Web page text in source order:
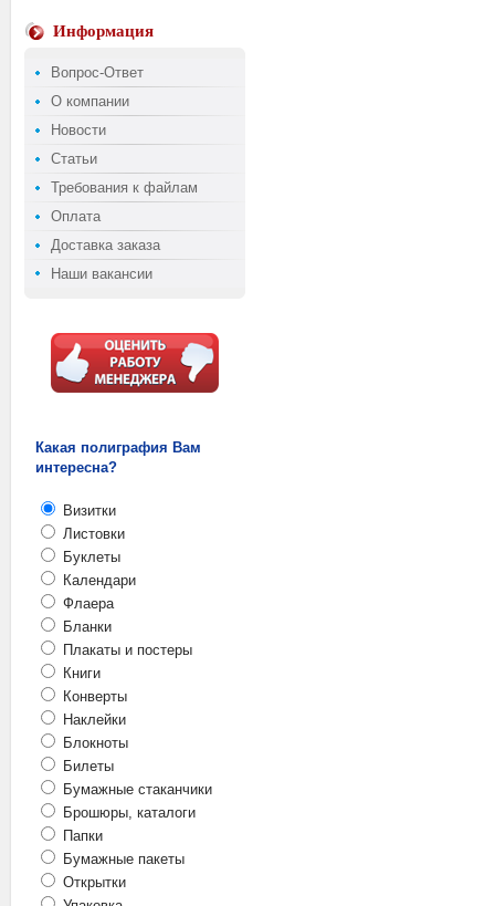
Информация
Вопрос-Ответ
О компании
Новости
Статьи
Требования к файлам
Оплата
Доставка заказа
Наши вакансии
Какая полиграфия Вам
интересна?
Визитки
Листовки
Буклеты
Календари
Флаера
Бланки
Плакаты и постеры
Книги
Конверты
Наклейки
Блокноты
Билеты
Бумажные стаканчики
Брошюры, каталоги
Папки
Бумажные пакеты
Открытки